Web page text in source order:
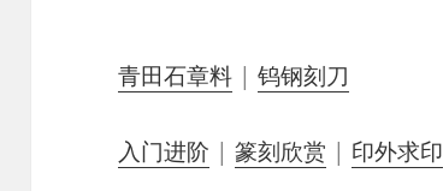
青田石章料 |钨钢刻刀
入门进阶 |篆刻欣赏 | 印外求印